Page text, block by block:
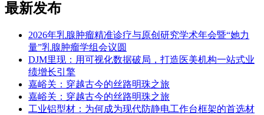
最新发布
2026年乳腺肿瘤精准诊疗与原创研究学术年会暨“她力
量”乳腺肿瘤学组会议圆
DJM里现：用可视化数据破局，打造医美机构一站式业
绩增长引擎
嘉峪关：穿越古今的丝路明珠之旅
嘉峪关：穿越古今的丝路明珠之旅
工业铝型材：为何成为现代防静电工作台框架的首选材